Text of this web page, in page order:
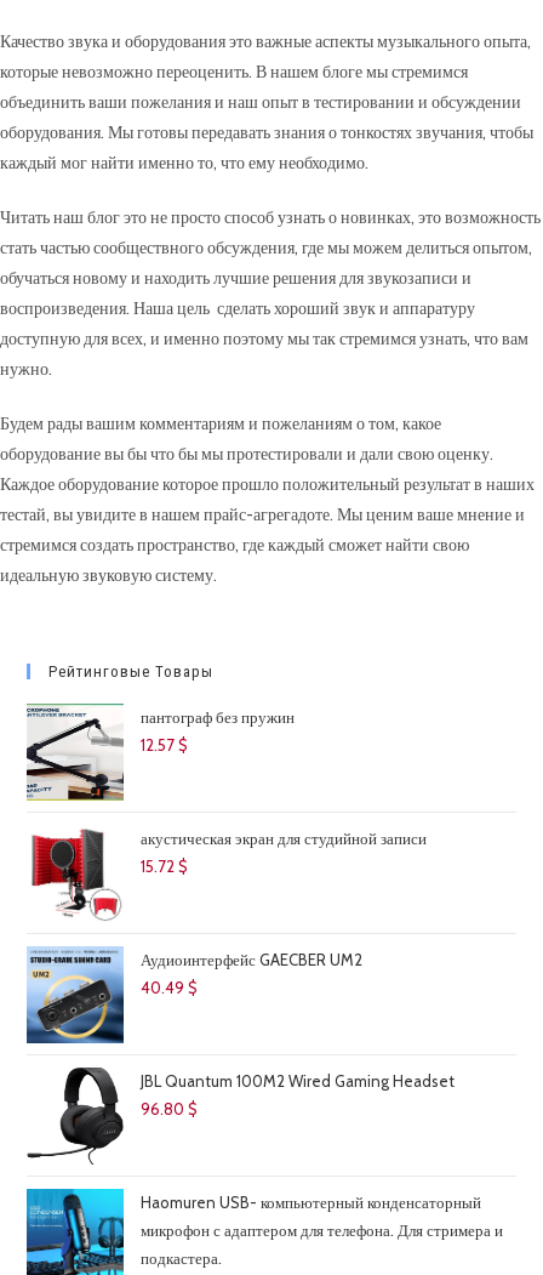
Качество звука и оборудования это важные аспекты музыкального опыта,
которые невозможно переоценить. В нашем блоге мы стремимся
объединить ваши пожелания и наш опыт в тестировании и обсуждении
оборудования. Мы готовы передавать знания о тонкостях звучания, чтобы
каждый мог найти именно то, что ему необходимо.
Читать наш блог это не просто способ узнать о новинках, это возможность
стать частью сообществного обсуждения, где мы можем делиться опытом,
обучаться новому и находить лучшие решения для звукозаписи и
воспроизведения. Наша цель сделать хороший звук и аппаратуру
доступную для всех, и именно поэтому мы так стремимся узнать, что вам
нужно.
Будем рады вашим комментариям и пожеланиям о том, какое
оборудование вы бы что бы мы протестировали и дали свою оценку.
Каждое оборудование которое прошло положительный результат в наших
тестай, вы увидите в нашем прайс-агрегадоте. Мы ценим ваше мнение и
стремимся создать пространство, где каждый сможет найти свою
идеальную звуковую систему.
Рейтинговые Товары
пантограф без пружин
12.57$
акустическая экран для студийной записи
15.72$
Аудиоинтерфейс GAECBER UM2
40.49$
JBL Quantum 100M2 Wired Gaming Headset
96.80$
Haomuren USB- компьютерный конденсаторный
микрофон с адаптером для телефона. Для стримера и
подкастера.